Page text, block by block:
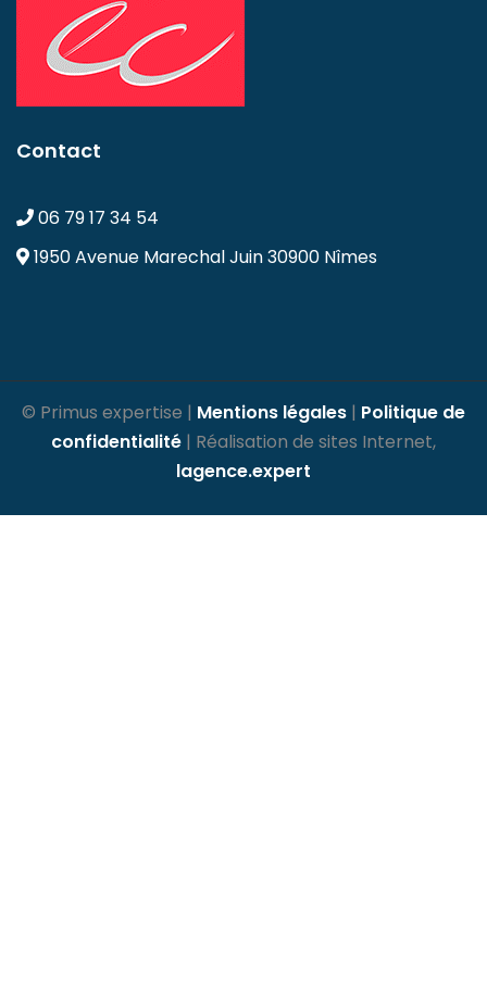
Contact
06 79 17 34 54
1950 Avenue Marechal Juin30900 Nîmes
© Primus expertise | Mentions légales | Politique de
confidentialité | Réalisation de sites Internet,
lagence.expert